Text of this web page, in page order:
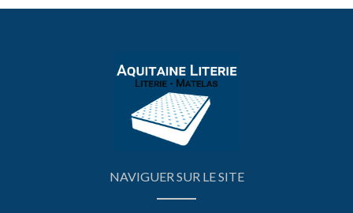
NAVIGUER SUR LE SITE